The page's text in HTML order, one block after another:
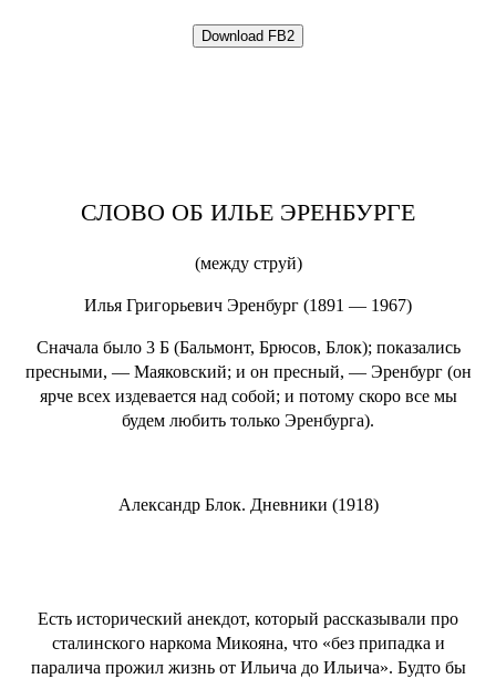
СЛОВО ОБ ИЛЬЕ ЭРЕНБУРГЕ
(между струй)
Илья Григорьевич Эренбург (1891 — 1967)
Сначала было 3 Б (Бальмонт, Брюсов, Блок); показались
пресными, — Маяковский; и он пресный, — Эренбург (он
ярче всех издевается над собой; и потому скоро все мы
будем любить только Эренбурга).
Александр Блок. Дневники (1918)
Есть исторический анекдот, который рассказывали про
сталинского наркома Микояна, что «без припадка и
паралича прожил жизнь от Ильича до Ильича». Будто бы